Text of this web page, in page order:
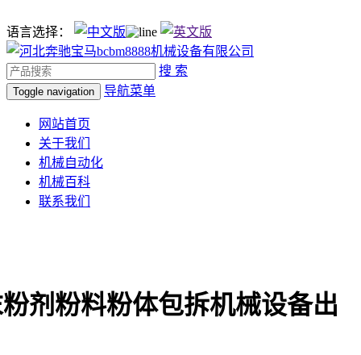
语言选择：
搜 索
Toggle navigation 导航菜单
网站首页
关于我们
机械自动化
机械百科
联系我们
剂粉料粉体包拆机械设备出